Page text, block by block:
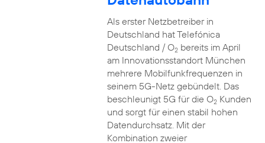
Als erster Netzbetreiber in
Deutschland hat Telefónica
Deutschland / O2bereits im April
am Innovationsstandort München
mehrere Mobilfunkfrequenzen in
seinem 5G-Netz gebündelt. Das
beschleunigt 5G für die O2Kunden
und sorgt für einen stabil hohen
Datendurchsatz. Mit der
Kombination zweier